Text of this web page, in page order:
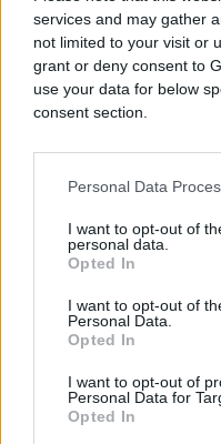
services and may gather
not limited to your visit or
grant or deny consent to
use your data for below
consent section.
Personal Data
I want to opt-out of
personal data.
Opted In
I want to opt-out of
Personal Data.
Opted In
I want to opt-out of
Personal Data for
Opted In
jednu, najvažniju
– Šta da vam kažem,
odjednom sam
ničega se više ne
napuknuće prsne
aparatima. Zahvalan
koji su očeličili moj
što će uskoro biti u
društva „Zefir“.